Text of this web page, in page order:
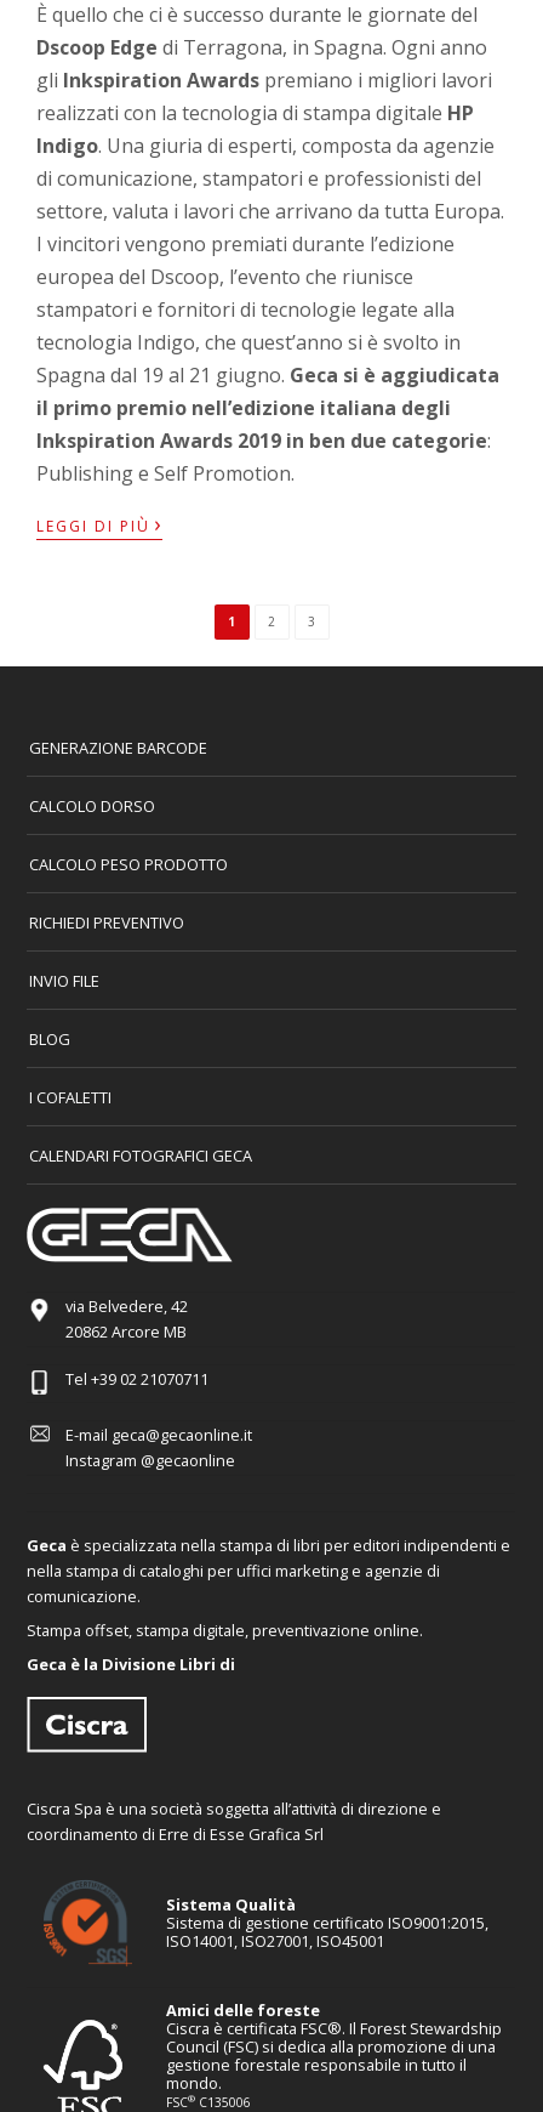
È quello che ci è successo durante le giornate del
Dscoop Edge di Terragona, in Spagna. Ogni anno
gli Inkspiration Awards premiano i migliori lavori
realizzati con la tecnologia di stampa digitale HP
Indigo. Una giuria di esperti, composta da agenzie
di comunicazione, stampatori e professionisti del
settore, valuta i lavori che arrivano da tutta Europa.
I vincitori vengono premiati durante l’edizione
europea del Dscoop, l’evento che riunisce
stampatori e fornitori di tecnologie legate alla
tecnologia Indigo, che quest’anno si è svolto in
Spagna dal 19 al 21 giugno. Geca si è aggiudicata
il primo premio nell’edizione italiana degli
Inkspiration Awards 2019 in ben due categorie:
Publishing e Self Promotion.
LEGGI DI PIÙ ›
1 2 3
GENERAZIONE BARCODE
CALCOLO DORSO
CALCOLO PESO PRODOTTO
RICHIEDI PREVENTIVO
INVIO FILE
BLOG
I COFALETTI
CALENDARI FOTOGRAFICI GECA
via Belvedere, 42
20862 Arcore MB
Tel +39 02 21070711
E-mail geca@gecaonline.it
Instagram @gecaonline
Geca è specializzata nella stampa di libri per editori indipendenti e
nella stampa di cataloghi per uffici marketing e agenzie di
comunicazione.
Stampa offset, stampa digitale, preventivazione online.
Geca è la Divisione Libri di
Ciscra Spa è una società soggetta all’attività di direzione e
coordinamento di Erre di Esse Grafica Srl
Sistema Qualità
Sistema di gestione certificato ISO9001:2015,
ISO14001, ISO27001, ISO45001
Amici delle foreste
Ciscra è certificata FSC®. Il Forest Stewardship
Council (FSC) si dedica alla promozione di una
gestione forestale responsabile in tutto il
mondo.
FSC® C135006